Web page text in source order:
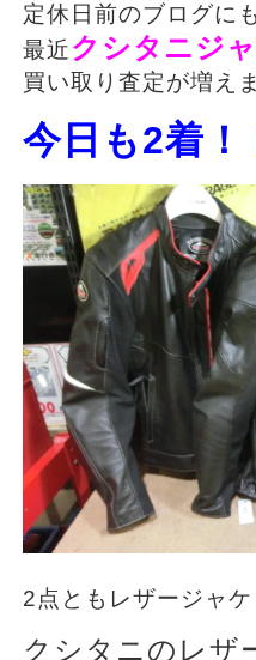
定休日前のブログに
最近クシタニジ
買い取り査定が増え
今日も2着！
2点ともレザージャ
クシタニのレザ